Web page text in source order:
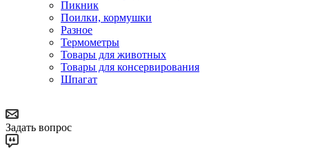
Пикник
Поилки, кормушки
Разное
Термометры
Товары для животных
Товары для консервирования
Шпагат
Задать вопрос